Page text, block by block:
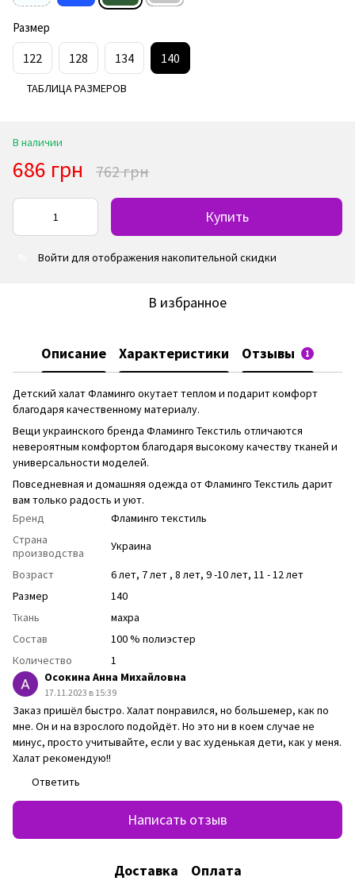
Размер
122 128 134 140
ТАБЛИЦА РАЗМЕРОВ
В наличии
686 грн 762 грн
Купить
Войти для отображения накопительной скидки
В избранное
Описание Характеристики Отзывы 1
Детский халат Фламинго окутает теплом и подарит комфорт
благодаря качественному материалу.
Вещи украинского бренда Фламинго Текстиль отличаются
невероятным комфортом благодаря высокому качеству тканей и
универсальности моделей.
Повседневная и домашняя одежда от Фламинго Текстиль дарит
вам только радость и уют.
Бренд
Фламинго текстиль
Страна
производства
Украина
Возраст
6 лет, 7 лет , 8 лет, 9 -10 лет, 11 - 12 лет
Размер
140
Ткань
махра
Состав
100 % полиэстер
Количество
1
Осокина Анна Михайловна
17.11.2023 в 15:39
Заказ пришёл быстро. Халат понравился, но большемер, как по
мне. Он и на взрослого подойдёт. Но это ни в коем случае не
минус, просто учитывайте, если у вас худенькая дети, как у меня.
Халат рекомендую!!
Ответить
Написать отзыв
Доставка Оплата